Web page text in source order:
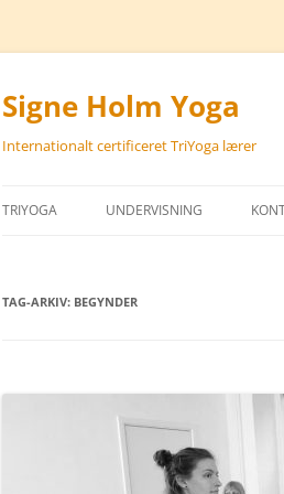
Hop
indhold
Signe Holm Yoga
Internationalt certificeret TriYoga lærer
TRIYOGA UNDERVISNING
TAG-ARKIV: BEGYNDER